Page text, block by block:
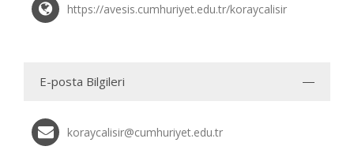
https://avesis.cumhuriyet.edu.tr/koraycalisir
E-posta Bilgileri
koraycalisir@cumhuriyet.edu.tr